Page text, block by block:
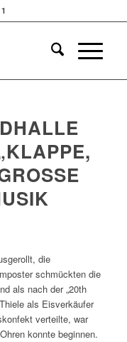
W
die
schmückten die
als nach der „20th
als Eisverkäufer
verteilte, war
konnte beginnen.